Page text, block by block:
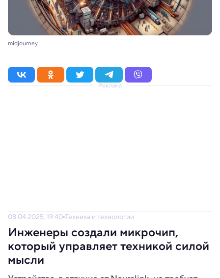
midjourney
Реклама
08.04.2025, 19:40 Техника и технологии
Инженеры создали микрочип,
который управляет техникой силой
мысли